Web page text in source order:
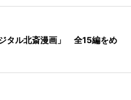
タル北斎漫画」 全15編をめ